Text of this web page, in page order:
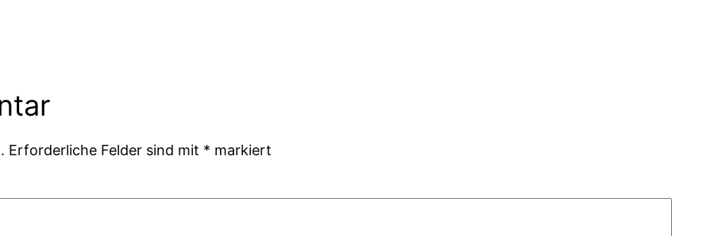
Erforderliche Felder sind mit * markiert